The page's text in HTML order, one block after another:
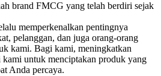
brand FMCG yang telah berdiri sejak
memperkenalkan pentingnya
pelanggan, dan juga orang-orang
kami. Bagi kami, meningkatkan
kami untuk menciptakan produk yang
Anda percaya.